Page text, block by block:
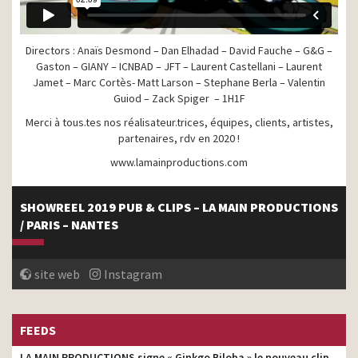
Directors : Anaïs Desmond – Dan Elhadad – David Fauche – G&G –
Gaston – GIANY – ICNBAD – JFT – Laurent Castellani – Laurent
Jamet – Marc Cortès- Matt Larson – Stephane Berla – Valentin
Guiod – Zack Spiger – 1H1F
Merci à tous.tes nos réalisateur.trices, équipes, clients, artistes,
partenaires, rdv en 2020 !
www.lamainproductions.com
SHOWREEL 2019 PUB & CLIPS – LA MAIN PRODUCTIONS
/ PARIS – NANTES
site web Instagram
FEEDS